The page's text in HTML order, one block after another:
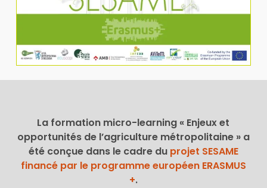
La formation micro-learning « Enjeux et
opportunités de l’agriculture métropolitaine » a
été conçue dans le cadre du projet SESAME
financé par le programme européen ERASMUS
+.